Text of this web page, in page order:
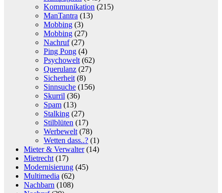
Kommunikation (215)
ManTantra (13)
Mobbing (3)
Mobbing (27)
Nachruf(27)
Ping Pong (4)
Psychowelt (62)
Querulanz (27)
Sicherheit (8)
Sinnsuche (156)
Skurril (36)
Spam (13)
Stalking (27)
Stilblüten (17)
Werbewelt (78)
Wetten dass..? (1)
Mieter & Verwalter(14)
Mietrecht (17)
Modernisierung (45)
Multimedia (62)
Nachbarn (108)